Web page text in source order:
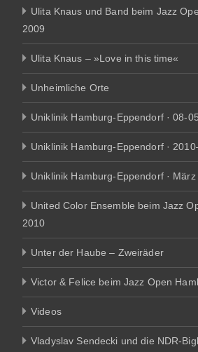
Ulita Knaus und Band beim Jazz
2009
Ulita Knaus – »Love in this time«
Unheimliche Orte
Uniklinik Hamburg-Eppendorf · 08-
Uniklinik Hamburg-Eppendorf ·
Uniklinik Hamburg-Eppendorf · März
United Color Ensemble beim Jazz
2010
Unter der Haube – Zweiräder
Victor & Felice beim Jazz Open
Videos
Vladyslav Sendecki und die NDR-